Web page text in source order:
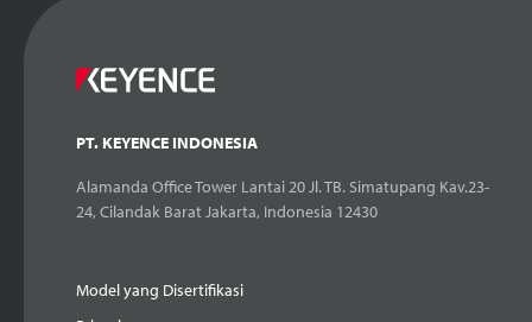
PT. KEYENCE INDONESIA
Alamanda Office Tower Lantai 20 Jl. TB. Simatupang Kav.23-
24, Cilandak Barat Jakarta, Indonesia 12430
Model yang Disertifikasi